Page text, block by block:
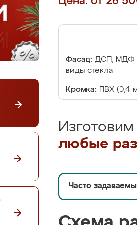
Фасад: ДСП, МДФ
виды стекла
Кромка: ПВХ (0,4
любые
Часто